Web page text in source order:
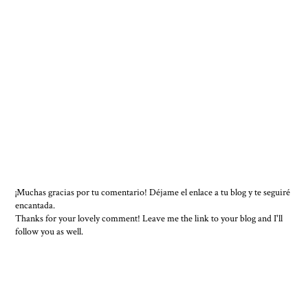
¡Muchas gracias por tu comentario! Déjame el enlace a tu blog y te seguiré
encantada.
Thanks for your lovely comment! Leave me the link to your blog and I'll
follow you as well.